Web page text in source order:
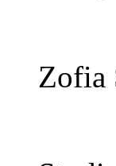
Zofia